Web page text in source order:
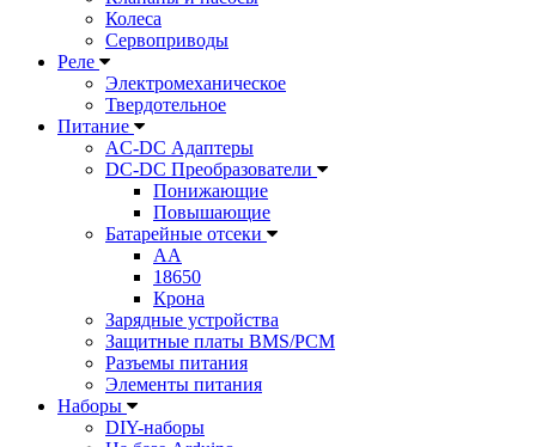
Колеса
Сервоприводы
Реле
Электромеханическое
Твердотельное
Питание
AC-DC Адаптеры
DC-DC Преобразователи
Понижающие
Повышающие
Батарейные отсеки
AA
18650
Крона
Зарядные устройства
Защитные платы BMS/PCM
Разъемы питания
Элементы питания
Наборы
DIY-наборы